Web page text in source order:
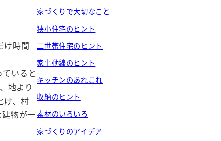
け時間
いると
地より
け、村
物が一
家づくりで大切なこと
狭小住宅のヒント
二世帯住宅のヒント
家事動線のヒント
キッチンのあれこれ
収納のヒント
素材のいろいろ
家づくりのアイデア